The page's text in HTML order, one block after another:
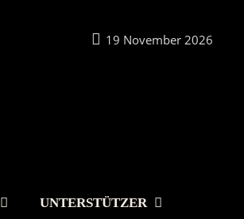
19 November 2026
UNTERSTÜTZER